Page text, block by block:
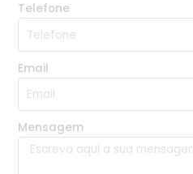
Telefone
Email
Mensagem